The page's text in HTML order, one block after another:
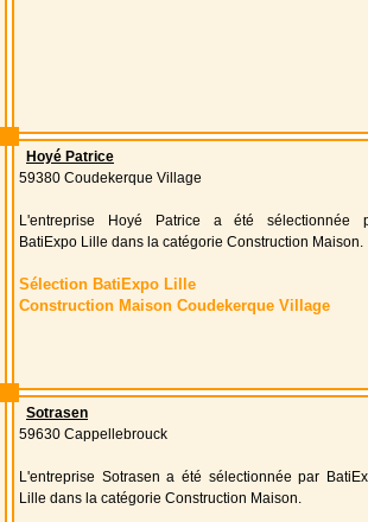
Hoyé Patrice
59380 Coudekerque Village
L'entreprise Hoyé Patrice a été sélectionnée
BatiExpo Lille dans la catégorie Construction Maison.
Sélection BatiExpo Lille
Construction Maison Coudekerque Village
Sotrasen
59630 Cappellebrouck
L'entreprise Sotrasen a été sélectionnée par
Lille dans la catégorie Construction Maison.